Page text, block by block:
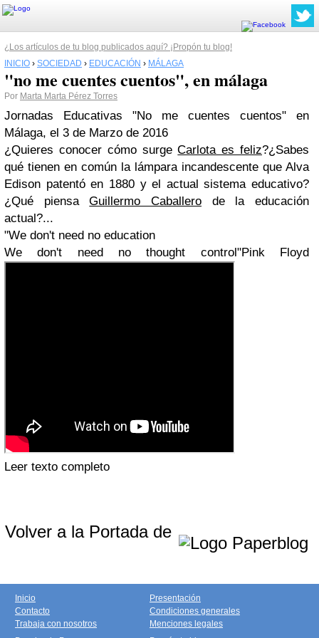
¿Los artículos de tu blog publicados aquí? ¡Propón tu blog!
INICIO › SOCIEDAD › EDUCACIÓN › MÁLAGA
"no me cuentes cuentos", en málaga
Por Marta Marta Pérez Torres
Jornadas Educativas "No me cuentes cuentos" en
Málaga, el 3 de Marzo de 2016
¿Quieres conocer cómo surgeCarlota es feliz?¿Sabes
qué tienen en común la lámpara incandescente que Alva
Edison patentó en 1880 y el actual sistema educativo?
¿Qué piensaGuillermo Caballero de la educación
actual?...
"We don't need no education
We don't need no thought control"Pink Floyd
Leer texto completo
Volver a la Portada de
Inicio
Contacto
Trabaja con nosotros
Presentación
Condiciones generales
Menciones legales